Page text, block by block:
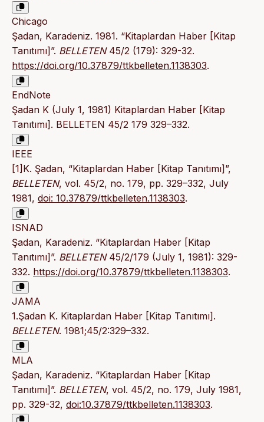
Chicago
Şadan, Karadeniz. 1981. “Kitaplardan Haber [Kitap
Tanıtımı]”. BELLETEN45/2 (179): 329-32.
https://doi.org/10.37879/ttkbelleten.1138303.
EndNote
Şadan K (July 1, 1981) Kitaplardan Haber [Kitap
Tanıtımı]. BELLETEN 45/2 179 329–332.
IEEE
[1]K. Şadan, “Kitaplardan Haber [Kitap Tanıtımı]”,
BELLETEN, vol. 45/2, no. 179, pp. 329–332, July
1981, doi: 10.37879/ttkbelleten.1138303.
ISNAD
Şadan, Karadeniz. “Kitaplardan Haber [Kitap
Tanıtımı]”. BELLETEN45/2/179 (July 1, 1981): 329-
332. https://doi.org/10.37879/ttkbelleten.1138303.
JAMA
1.Şadan K. Kitaplardan Haber [Kitap Tanıtımı].
BELLETEN. 1981;45/2:329–332.
MLA
Şadan, Karadeniz. “Kitaplardan Haber [Kitap
Tanıtımı]”. BELLETEN, vol. 45/2, no. 179, July 1981,
pp. 329-32, doi:10.37879/ttkbelleten.1138303.